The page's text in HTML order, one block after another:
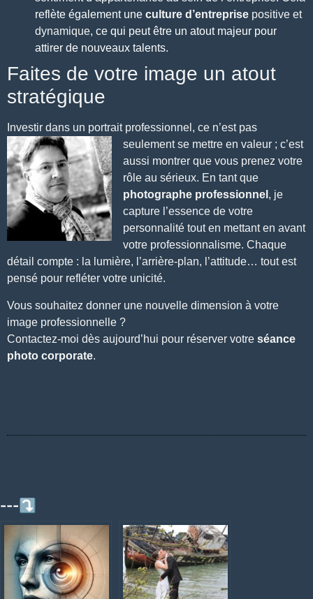
reflète également une culture d’entreprise positive et
dynamique, ce qui peut être un atout majeur pour
attirer de nouveaux talents.
Faites de votre image un atout
stratégique
Investir dans un portrait professionnel , ce n’est pas
seulement se mettre en valeur ; c’est
aussi montrer que vous prenez votre
rôle au sérieux. En tant que
photographe professionnel , je
capture l’essence de votre
personnalité tout en mettant en avant
votre professionnalisme. Chaque
détail compte : la lumière, l’arrière-plan, l’attitude… tout est
pensé pour refléter votre unicité.
Vous souhaitez donner une nouvelle dimension à votre
image professionnelle ?
Contactez-moi dès aujourd’hui pour réserver votre séance
photo corporate.
---⤵